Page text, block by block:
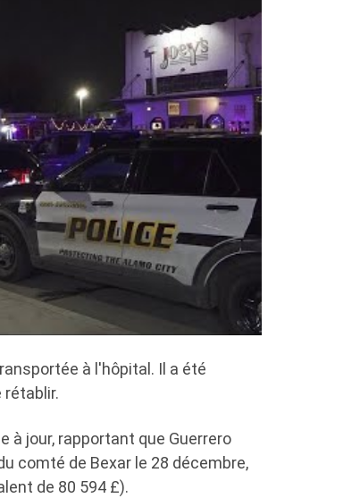
à l'hôpital. Il a été
à jour, rapportant que Guerrero
comté de Bexar le 28 décembre,
de 80 594 £).